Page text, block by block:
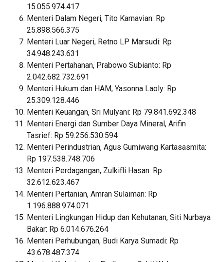
15.055.974.417
Menteri Dalam Negeri, Tito Karnavian: Rp
25.898.566.375
Menteri Luar Negeri, Retno LP Marsudi: Rp
34.948.243.631
Menteri Pertahanan, Prabowo Subianto: Rp
2.042.682.732.691
Menteri Hukum dan HAM, Yasonna Laoly: Rp
25.309.128.446
Menteri Keuangan, Sri Mulyani: Rp 79.841.692.348
Menteri Energi dan Sumber Daya Mineral, Arifin
Tasrief: Rp 59.256.530.594
Menteri Perindustrian, Agus Gumiwang Kartasasmita:
Rp 197.538.748.706
Menteri Perdagangan, Zulkifli Hasan: Rp
32.612.623.467
Menteri Pertanian, Amran Sulaiman: Rp
1.196.888.974.071
Menteri Lingkungan Hidup dan Kehutanan, Siti Nurbaya
Bakar: Rp 6.014.676.264
Menteri Perhubungan, Budi Karya Sumadi: Rp
43.678.487.374